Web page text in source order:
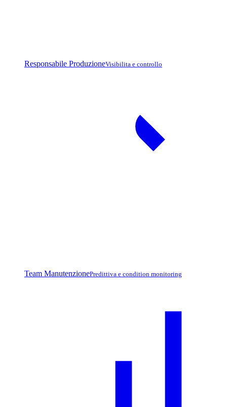
Responsabile ProduzioneVisibilita e controllo
Team ManutenzionePredittiva e condition monitoring